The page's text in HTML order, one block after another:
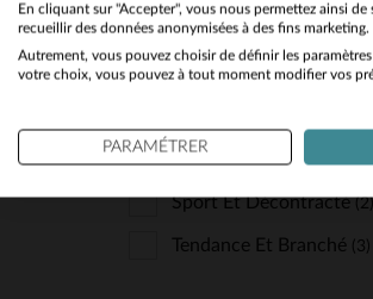
Col Chemise(1)
Teddy(2)
STYLE
Sport Et Décontracté (2)
Tendance Et Branché (3)
En cliquant sur "Accepter", vous nous permettez ainsi
recueillir des données anonymisées à des fins marketing.
Autrement, vous pouvez choisir de définir les
votre choix, vous pouvez à tout moment modifier vos
PARAMÉTRER